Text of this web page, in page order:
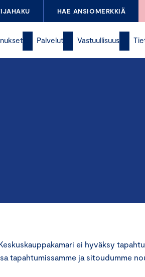
HAE ANSIOMERKKIÄ
Palvelut Vastuullisuus
ei hyväksy
tapahtumissamme ja sitoudumme